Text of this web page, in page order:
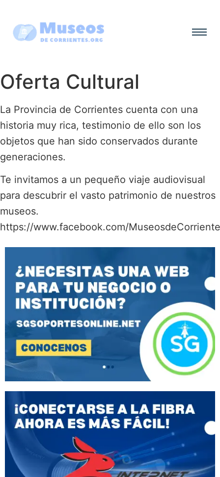
Oferta Cultural
La Provincia de Corrientes cuenta con una
historia muy rica, testimonio de ello son los
objetos que han sido conservados durante
generaciones.
Te invitamos a un pequeño viaje audiovisual
para descubrir el vasto patrimonio de nuestros
museos.
https://www.facebook.com/